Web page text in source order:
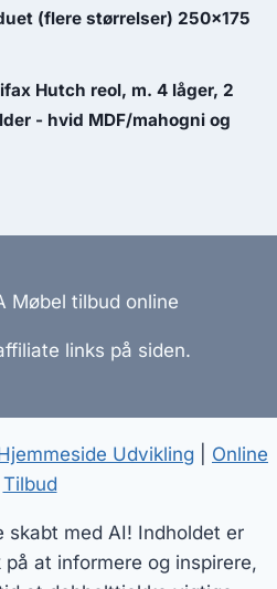
(flere størrelser) 250x175
Hutch reol, m. 4 låger, 2
- hvid MDF/mahogni og
Møbel tilbud online
links på siden.
Udvikling
Online
Tilbud
med AI! Indholdet er
at informere og inspirere,